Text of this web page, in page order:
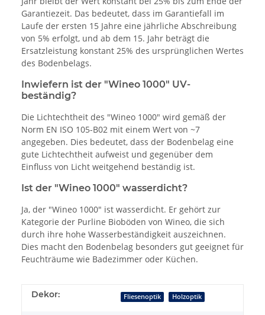
Garantiezeit. Das bedeutet, dass im Garantiefall im
Laufe der ersten 15 Jahre eine jährliche Abschreibung
von 5% erfolgt, und ab dem 15. Jahr beträgt die
Ersatzleistung konstant 25% des ursprünglichen Wertes
des Bodenbelags.
Inwiefern ist der "Wineo 1000" UV-
beständig?
Die Lichtechtheit des "Wineo 1000" wird gemäß der
Norm EN ISO 105-B02 mit einem Wert von ~7
angegeben. Dies bedeutet, dass der Bodenbelag eine
gute Lichtechtheit aufweist und gegenüber dem
Einfluss von Licht weitgehend beständig ist.
Ist der "Wineo 1000" wasserdicht?
Ja, der "Wineo 1000" ist wasserdicht. Er gehört zur
Kategorie der Purline Bioböden von Wineo, die sich
durch ihre hohe Wasserbeständigkeit auszeichnen.
Dies macht den Bodenbelag besonders gut geeignet für
Feuchträume wie Badezimmer oder Küchen.
Dekor: Fliesenoptik Holzoptik